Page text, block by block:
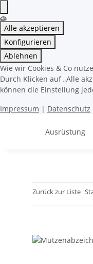
Alle akzeptieren
Konfigurieren
Ablehnen
Wie wir Cookies & Co
Durch Klicken auf „Alle
können die Einstellung
Impressum | Datenschutz
Ausrüstung
Zurück zur Liste